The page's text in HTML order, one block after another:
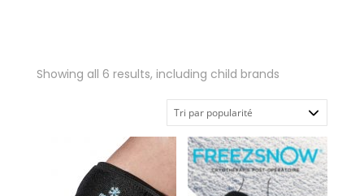
Showing all 6 results, including child brands